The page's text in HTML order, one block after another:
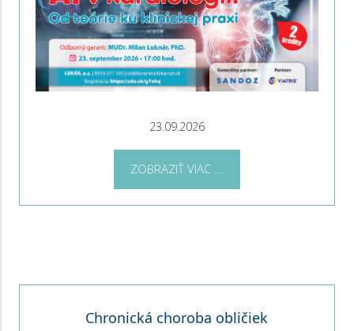
23.09.2026
ZOBRAZIŤ VIAC ...
Chronická choroba obličiek